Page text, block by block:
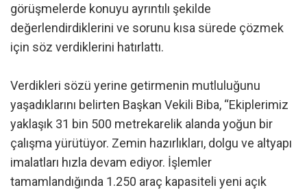
görüşmelerde konuyu ayrıntılı şekilde
değerlendirdiklerini ve sorunu kısa sürede çözmek
için söz verdiklerini hatırlattı.
Verdikleri sözü yerine getirmenin mutluluğunu
yaşadıklarını belirten Başkan Vekili Biba, “Ekiplerimiz
yaklaşık 31 bin 500 metrekarelik alanda yoğun bir
çalışma yürütüyor. Zemin hazırlıkları, dolgu ve altyapı
imalatları hızla devam ediyor. İşlemler
tamamlandığında 1.250 araç kapasiteli yeni açık